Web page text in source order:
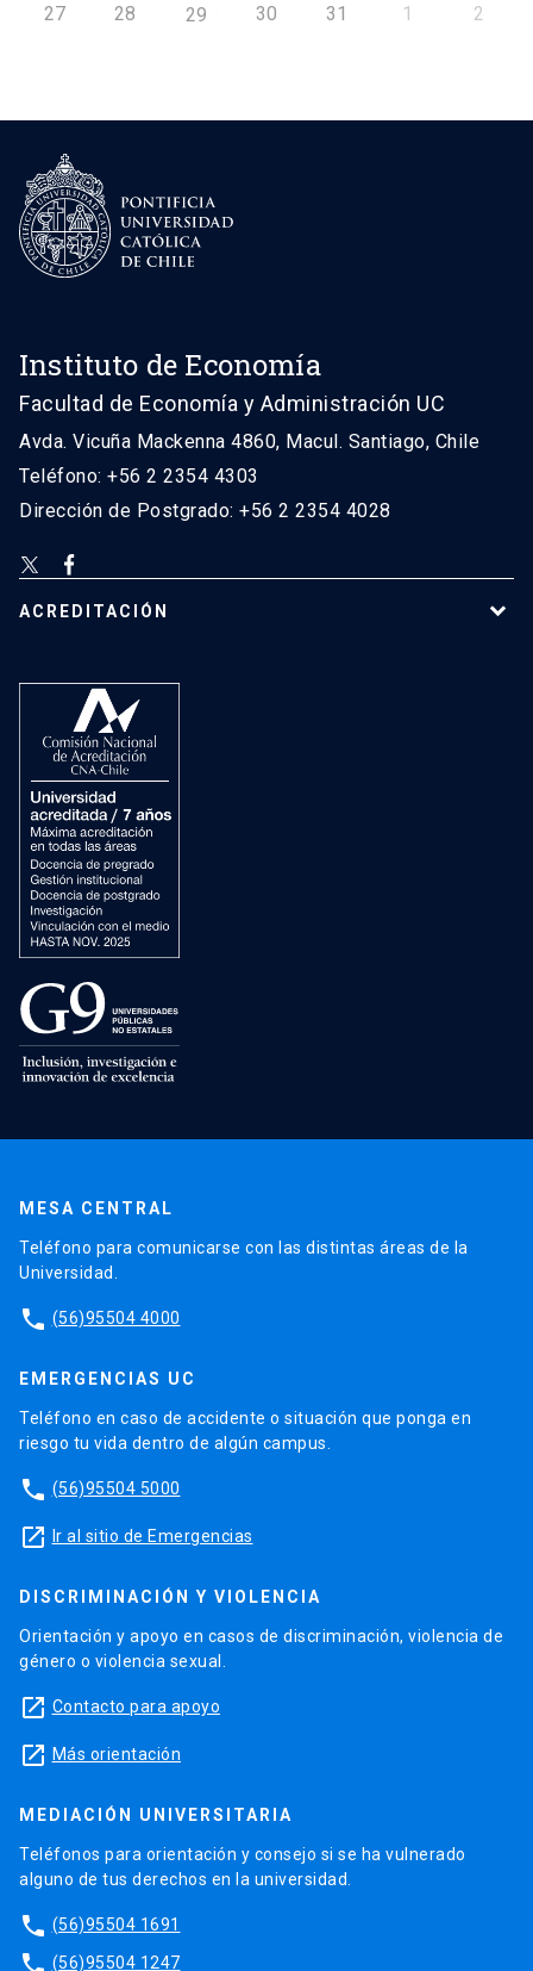
27 28 29 30 31 1 2
Instituto de Economía
Facultad de Economía y Administración UC
Avda. Vicuña Mackenna 4860, Macul. Santiago, Chile
Teléfono: +56 2 2354 4303
Dirección de Postgrado: +56 2 2354 4028
ACREDITACIÓN
MESA CENTRAL
Teléfono para comunicarse con las distintas áreas de la
Universidad.
phone (56)95504 4000
EMERGENCIAS UC
Teléfono en caso de accidente o situación que ponga en
riesgo tu vida dentro de algún campus.
phone (56)95504 5000
launch Ir al sitio de Emergencias
DISCRIMINACIÓN Y VIOLENCIA
Orientación y apoyo en casos de discriminación, violencia de
género o violencia sexual.
launch Contacto para apoyo
launch Más orientación
MEDIACIÓN UNIVERSITARIA
Teléfonos para orientación y consejo si se ha vulnerado
alguno de tus derechos en la universidad.
phone (56)95504 1691
phone (56)95504 1247